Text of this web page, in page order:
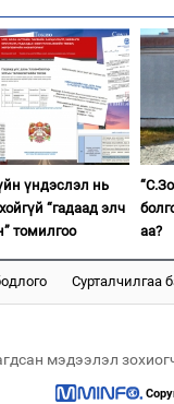
үндэслэл нь
“гадаад элч
томилгоо
аа?
Сурталчилгаа
мэдээлэл